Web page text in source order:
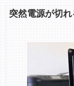
整備済み中
SSD/
突然電源が切